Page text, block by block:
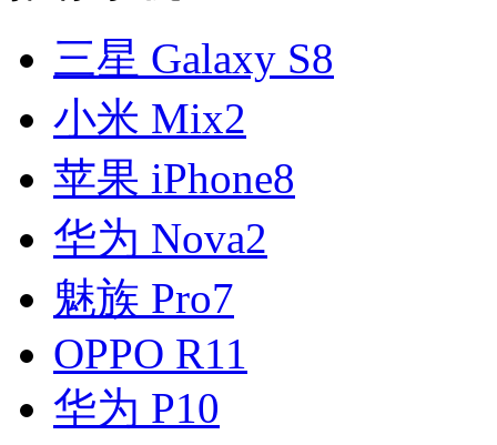
三星 Galaxy S8
小米 Mix2
苹果 iPhone8
华为 Nova2
魅族 Pro7
OPPO R11
华为 P10